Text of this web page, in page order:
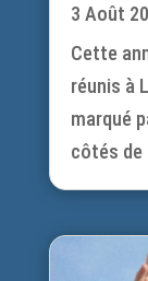
3 Août
Cette
réunis à
marqué
côtés de